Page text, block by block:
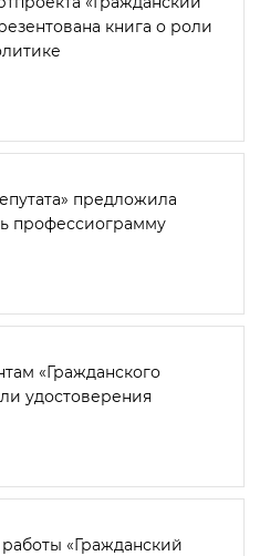
книга о роли
предложила
профессиограмму
«Гражданского
удостоверения
«Гражданский